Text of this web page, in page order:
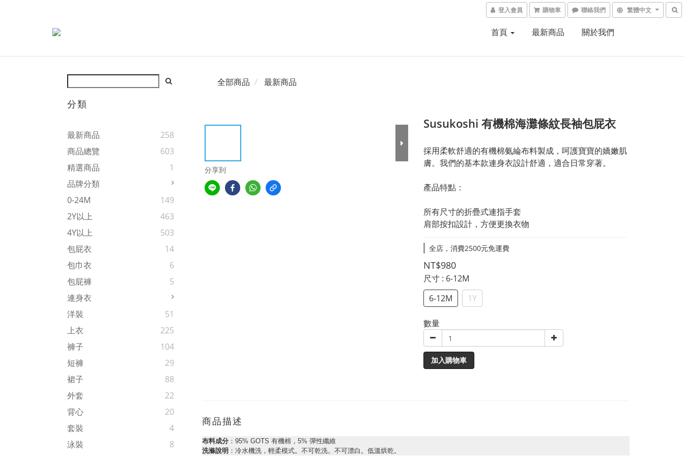
登入會員 購物車 聯絡我們 繁體中文
首頁 最新商品 關於我們
分類
最新商品
258
商品總覽
603
精選商品
1
品牌分類
0-24M
149
2Y以上
463
4Y以上
503
包屁衣
14
包巾衣
6
包屁褲
5
連身衣
洋裝
51
上衣
225
褲子
104
短褲
29
裙子
88
外套
22
背心
20
套裝
4
泳裝
8
全部商品 最新商品
分享到
Susukoshi 有機棉海灘條紋長袖包屁衣
採用柔軟舒適的有機棉氨綸布料製成，呵護寶寶的嬌嫩肌
膚。我們的基本款連身衣設計舒適，適合日常穿著。
產品特點：
所有尺寸的折疊式連指手套
肩部按扣設計，方便更換衣物
全店，消費2500元免運費
NT$980
尺寸 : 6-12M
6-12M
1Y
數量
加入購物車
商品描述
布料成分 ：95% GOTS 有機棉，5% 彈性纖維
洗滌說明 ：冷水機洗，輕柔模式。不可乾洗。不可漂白。低溫烘乾。